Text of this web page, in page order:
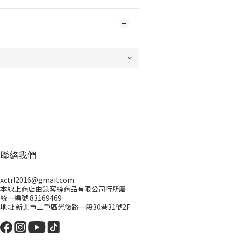
聯絡我們
xctrl2016@gmail.com
本線上商店由鎂客絲商品有限公司行所屬
統一編號:83169469
地址:新北市三重區光復路一段30巷31號2F